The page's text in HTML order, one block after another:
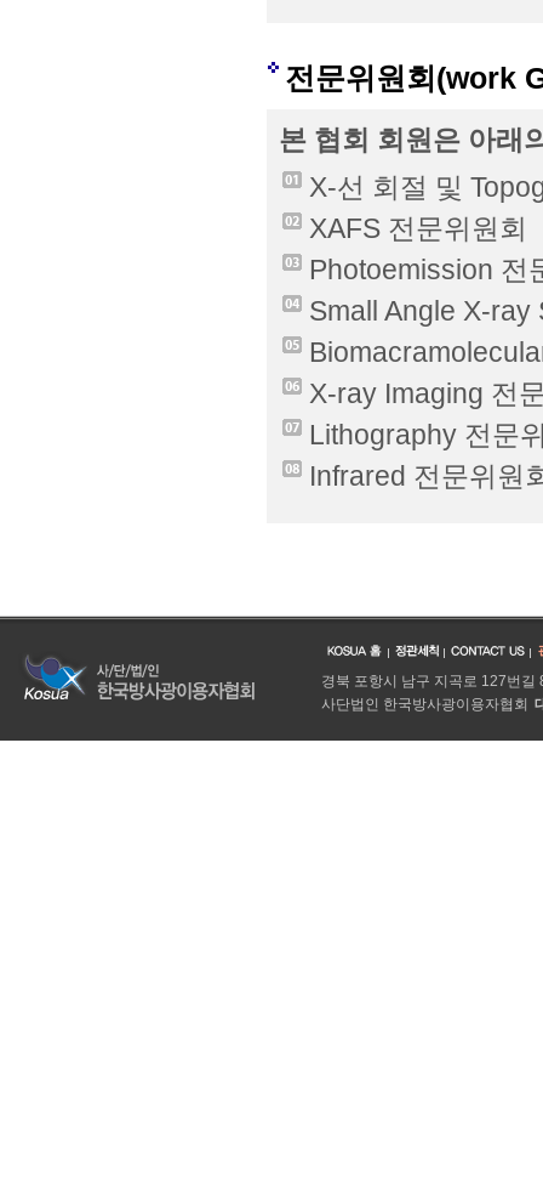
전문위원회(work
본 협회 회원은 아래
X-선 회절 및
XAFS 전문위원회
Photoemission 전
Small Angle X-ray
X-ray Imaging 전
Lithography 전문
Infrared 전문위원
경북 포항시 남구 지곡로 127번길
사단법인 한국방사광이용자협회